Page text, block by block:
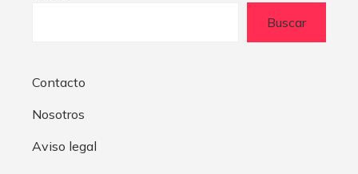
Buscar
Contacto
Nosotros
Aviso legal